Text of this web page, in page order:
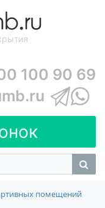
100 90 69
помещений